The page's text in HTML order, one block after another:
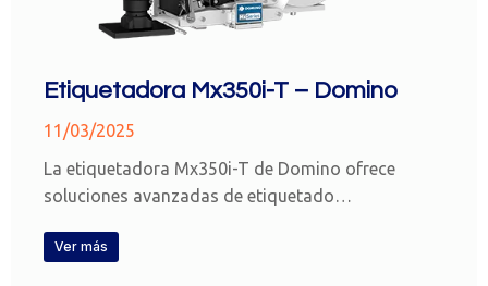
Etiquetadora Mx350i-T – Domino
11/03/2025
La etiquetadora Mx350i-T de Domino ofrece
soluciones avanzadas de etiquetado…
Ver más